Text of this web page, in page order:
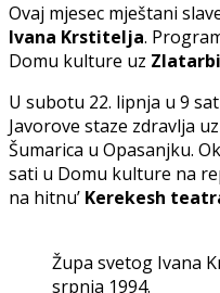
Ovaj mjesec mještani
Ivana Krstitelja.
Domu kulture uz
U subotu 22. lipnja u 9
Javorove staze zdravlja
Šumarica u Opasanjku.
sati u Domu kulture na
na hitnu’ Kerekesh
Župa svetog Ivana
srpnja 1994.